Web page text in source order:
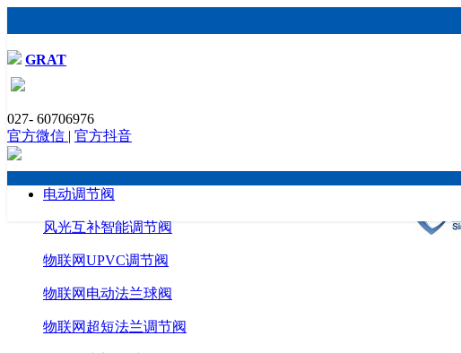
GRAT
027- 60706976
官方微信 | 官方抖音
电动调节阀
风光互补智能调节阀
物联网UPVC调节阀
物联网电动法兰球阀
物联网超短法兰调节阀
电动调节阀的选用、安装规范和执行标准
发布时间：2018-09-14 浏览：3256 格莱特控制阀（https://